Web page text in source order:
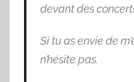
devant des
Si tu as envie de
n’hésite pas.